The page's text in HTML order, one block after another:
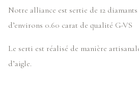
Notre alliance est sertie de 12
d’environs 0.60 carat de qualité G-VS
Le serti est réalisé de manière
d’aigle.